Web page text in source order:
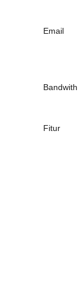
Email
Bandwith
Fitur